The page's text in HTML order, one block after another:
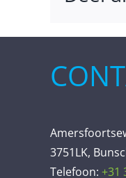
3751LK,
Telefoon: +31